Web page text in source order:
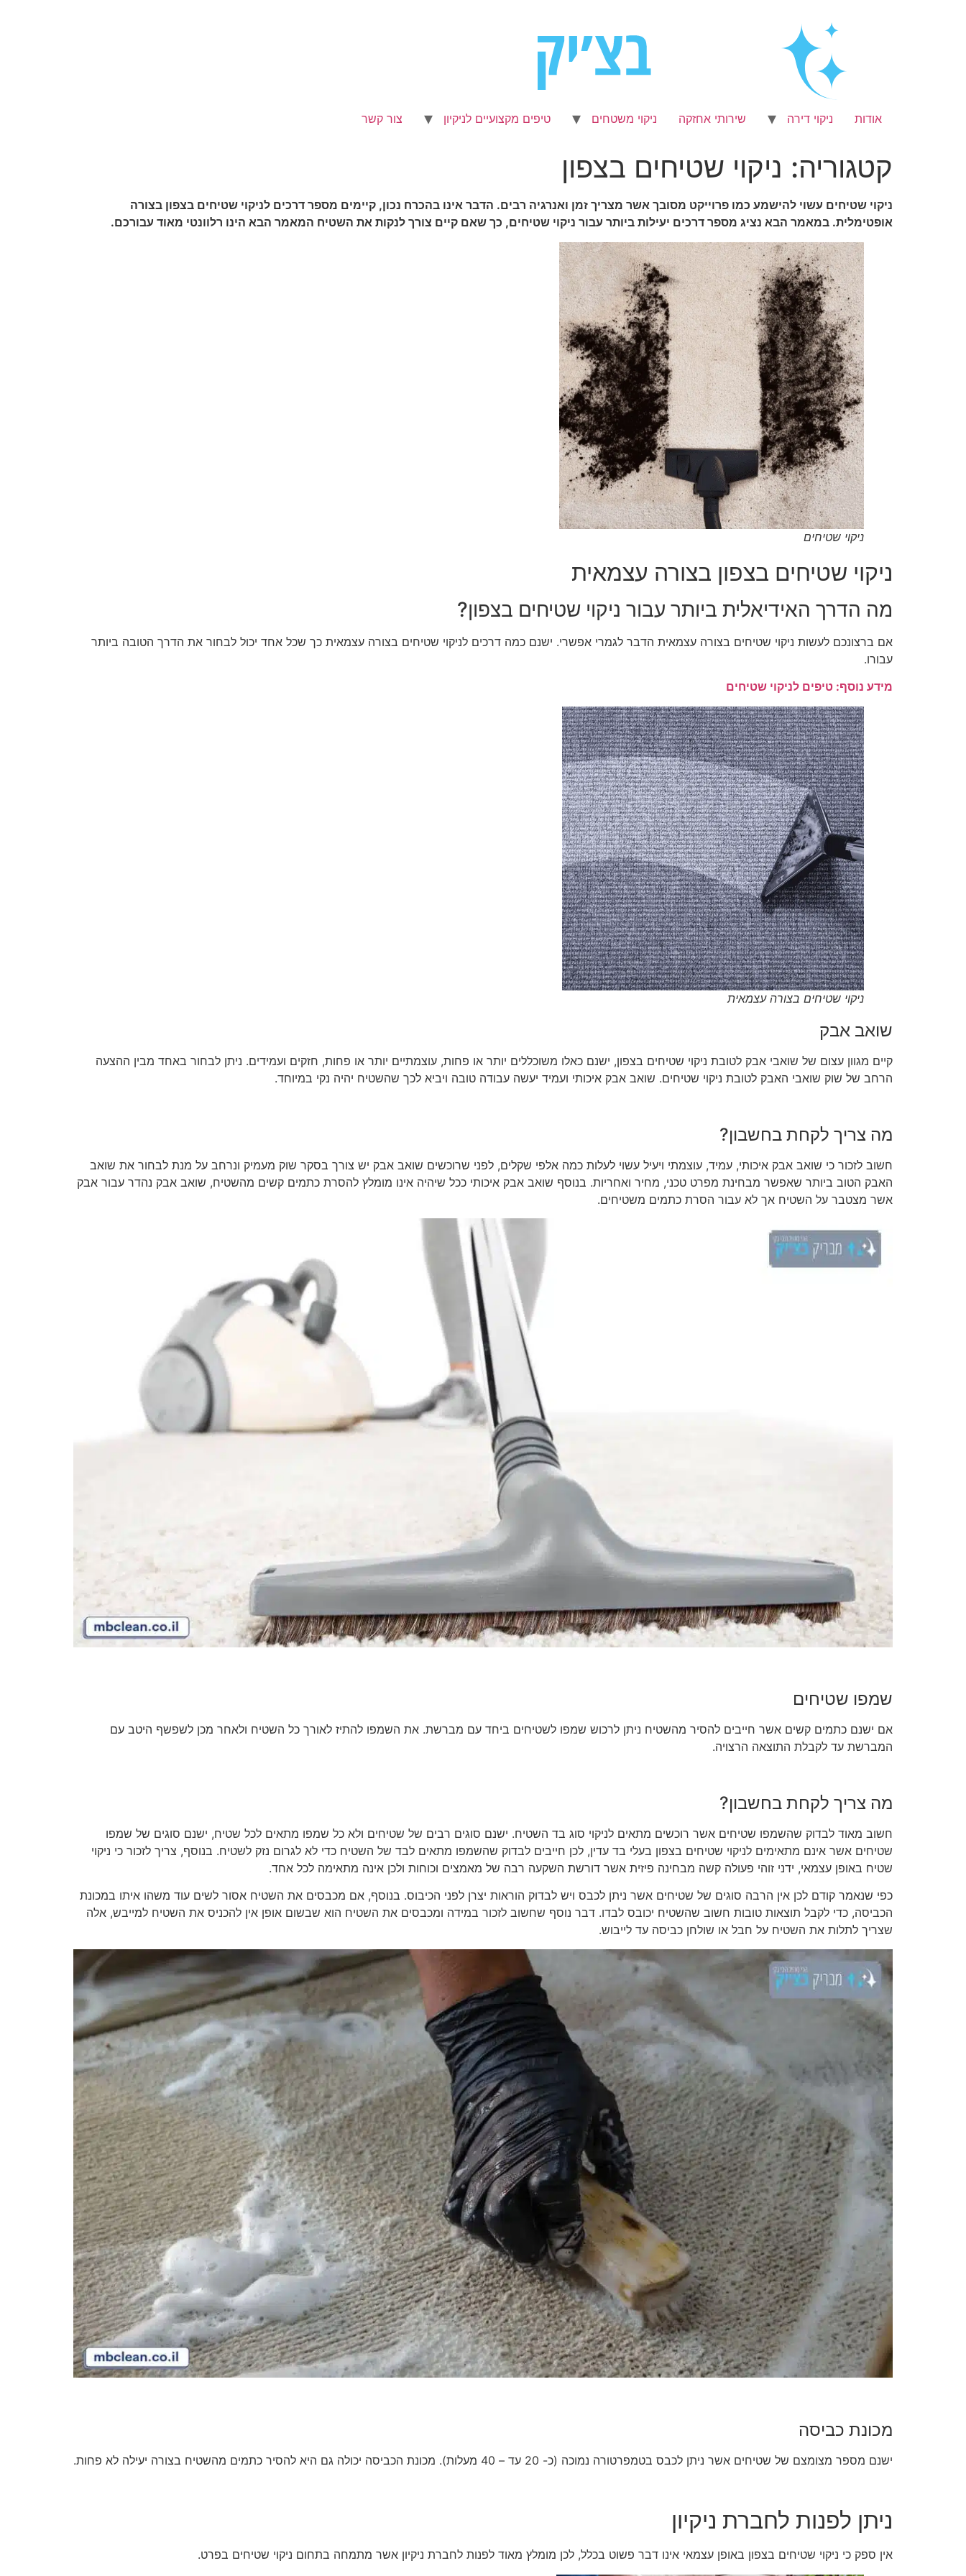
אודות ניקוי דירה שירותי אחזקה ניקוי משטחים טיפים מקצועיים לניקיון צור קשר
קטגוריה: ניקוי שטיחים בצפון
ניקוי שטיחים עשוי להישמע כמו פרוייקט מסובך אשר מצריך זמן ואנרגיה רבים. הדבר אינו בהכרח נכון, קיימים מספר דרכים לניקוי שטיחים בצפון בצורה
אופטימלית. במאמר הבא נציג מספר דרכים יעילות ביותר עבור ניקוי שטיחים, כך שאם קיים צורך לנקות את השטיח המאמר הבא הינו רלוונטי מאוד עבורכם.
ניקוי שטיחים
ניקוי שטיחים בצפון בצורה עצמאית
מה הדרך האידיאלית ביותר עבור ניקוי שטיחים בצפון?
אם ברצונכם לעשות ניקוי שטיחים בצורה עצמאית הדבר לגמרי אפשרי. ישנם כמה דרכים לניקוי שטיחים בצורה עצמאית כך שכל אחד יכול לבחור את הדרך הטובה ביותר
עבורו.
מידע נוסף: טיפים לניקוי שטיחים
ניקוי שטיחים בצורה עצמאית
שואב אבק
קיים מגוון עצום של שואבי אבק לטובת ניקוי שטיחים בצפון, ישנם כאלו משוכללים יותר או פחות, עוצמתיים יותר או פחות, חזקים ועמידים. ניתן לבחור באחד מבין ההצעה
הרחב של שוק שואבי האבק לטובת ניקוי שטיחים. שואב אבק איכותי ועמיד יעשה עבודה טובה ויביא לכך שהשטיח יהיה נקי במיוחד.
מה צריך לקחת בחשבון?
חשוב לזכור כי שואב אבק איכותי, עמיד, עוצמתי ויעיל עשוי לעלות כמה אלפי שקלים, לפני שרוכשים שואב אבק יש צורך בסקר שוק מעמיק ונרחב על מנת לבחור את שואב
האבק הטוב ביותר שאפשר מבחינת מפרט טכני, מחיר ואחריות. בנוסף שואב אבק איכותי ככל שיהיה אינו מומלץ להסרת כתמים קשים מהשטיח, שואב אבק נהדר עבור אבק
אשר מצטבר על השטיח אך לא עבור הסרת כתמים משטיחים.
שמפו שטיחים
אם ישנם כתמים קשים אשר חייבים להסיר מהשטיח ניתן לרכוש שמפו לשטיחים ביחד עם מברשת. את השמפו להתיז לאורך כל השטיח ולאחר מכן לשפשף היטב עם
המברשת עד לקבלת התוצאה הרצויה.
מה צריך לקחת בחשבון?
חשוב מאוד לבדוק שהשמפו שטיחים אשר רוכשים מתאים לניקוי סוג בד השטיח. ישנם סוגים רבים של שטיחים ולא כל שמפו מתאים לכל שטיח, ישנם סוגים של שמפו
שטיחים אשר אינם מתאימים לניקוי שטיחים בצפון בעלי בד עדין, לכן חייבים לבדוק שהשמפו מתאים לבד של השטיח כדי לא לגרום נזק לשטיח. בנוסף, צריך לזכור כי ניקוי
שטיח באופן עצמאי, ידני זוהי פעולה קשה מבחינה פיזית אשר דורשת השקעה רבה של מאמצים וכוחות ולכן אינה מתאימה לכל אחד.
כפי שנאמר קודם לכן אין הרבה סוגים של שטיחים אשר ניתן לכבס ויש לבדוק הוראות יצרן לפני הכיבוס. בנוסף, אם מכבסים את השטיח אסור לשים עוד משהו איתו במכונת
הכביסה, כדי לקבל תוצאות טובות חשוב שהשטיח יכובס לבדו. דבר נוסף שחשוב לזכור במידה ומכבסים את השטיח הוא שבשום אופן אין להכניס את השטיח למייבש, אלה
שצריך לתלות את השטיח על חבל או שולחן כביסה עד לייבוש.
מכונת כביסה
ישנם מספר מצומצם של שטיחים אשר ניתן לכבס בטמפרטורה נמוכה (כ- 20 עד – 40 מעלות). מכונת הכביסה יכולה גם היא להסיר כתמים מהשטיח בצורה יעילה לא פחות.
ניתן לפנות לחברת ניקיון
אין ספק כי ניקוי שטיחים בצפון באופן עצמאי אינו דבר פשוט בכלל, לכן מומלץ מאוד לפנות לחברת ניקיון אשר מתמחה בתחום ניקוי שטיחים בפרט.